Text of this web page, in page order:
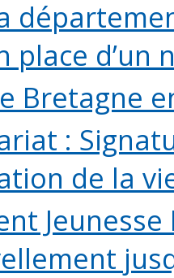
place d’un
Bretagne
:
de la